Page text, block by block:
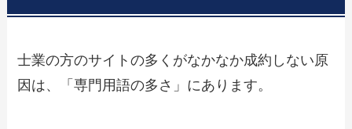
士業の方のサイトの多くがなかなか成約しない原
因は、「専門用語の多さ」にあります。